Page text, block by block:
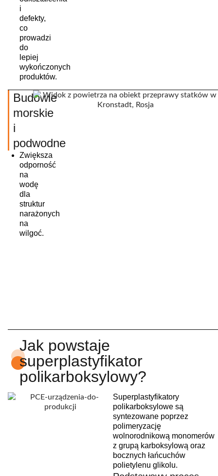
i
defekty,
co
prowadzi
do
lepiej
wykończonych
produktów.
Budowle
morskie
i
podwodne
Zwiększa
odporność
na
wodę
dla
struktur
narażonych
na
wilgoć.
Jak powstaje
superplastyfikator
polikarboksylowy?
Superplastyfikatory
polikarboksylowe są
syntezowane poprzez
polimeryzację
wolnorodnikową monomerów
z grupą karboksylową oraz
bocznych łańcuchów
polietylenu glikolu.